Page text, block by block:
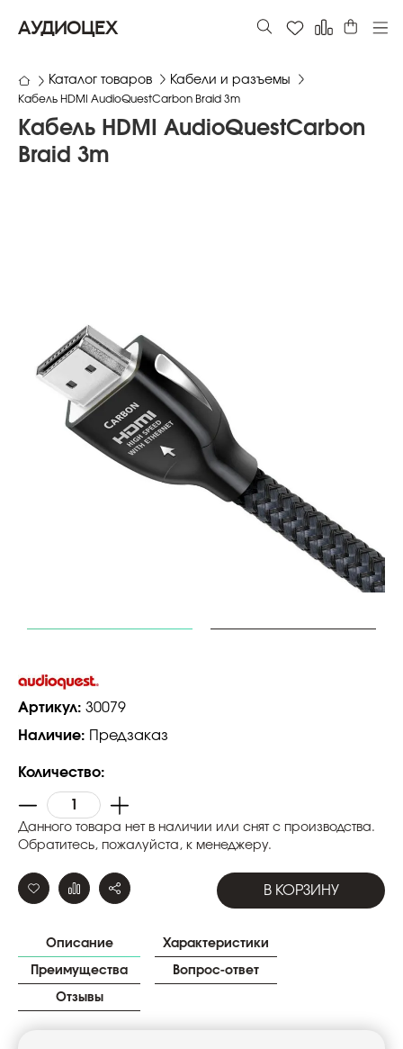
АУДИОЦЕХ
Каталог товаров Кабели и разъемы
Кабель HDMI AudioQuestCarbon Braid 3m
Кабель HDMI AudioQuestCarbon
Braid 3m
Артикул: 30079
Наличие:
Предзаказ
Количество:
Данного товара нет в наличии или снят с производства.
Обратитесь, пожалуйста, к менеджеру.
В КОРЗИНУ
Описание Характеристики
Преимущества Вопрос-ответ
Отзывы